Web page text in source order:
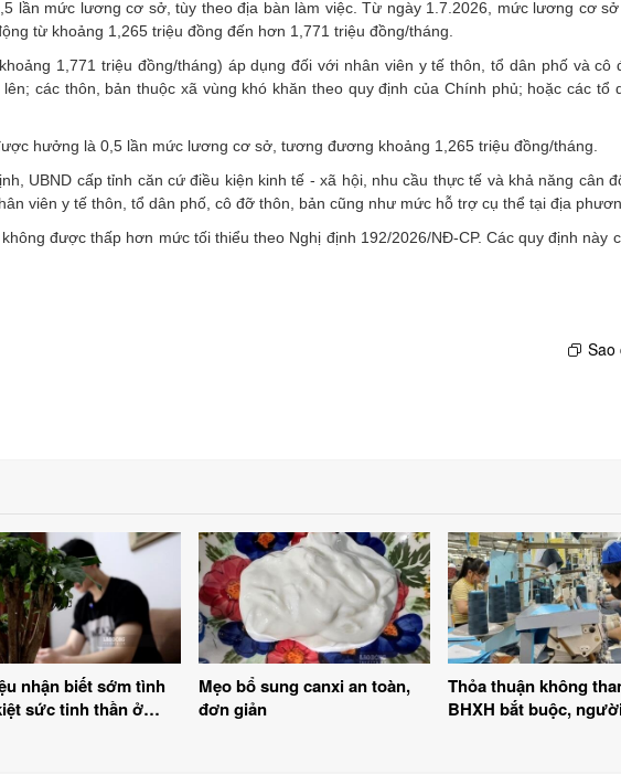
lần mức lương cơ sở, tùy theo địa bàn làm việc. Từ ngày 1.7.2026, mức lương cơ
từ khoảng 1,265 triệu đồng đến hơn 1,771 triệu đồng/tháng.
1,771 triệu đồng/tháng) áp dụng đối với nhân viên y tế thôn, tổ dân phố và cô
các thôn, bản thuộc xã vùng khó khăn theo quy định của Chính phủ; hoặc các tổ
hưởng là 0,5 lần mức lương cơ sở, tương đương khoảng 1,265 triệu đồng/tháng.
UBND cấp tỉnh căn cứ điều kiện kinh tế - xã hội, nhu cầu thực tế và khả năng cân
viên y tế thôn, tổ dân phố, cô đỡ thôn, bản cũng như mức hỗ trợ cụ thể tại địa
được thấp hơn mức tối thiểu theo Nghị định 192/2026/NĐ-CP. Các quy định này
Sao
nhận biết sớm tình
sức tinh thần ở
Mẹo bổ sung canxi an toàn,
đơn giản
Thỏa thuận không
BHXH bắt buộc,